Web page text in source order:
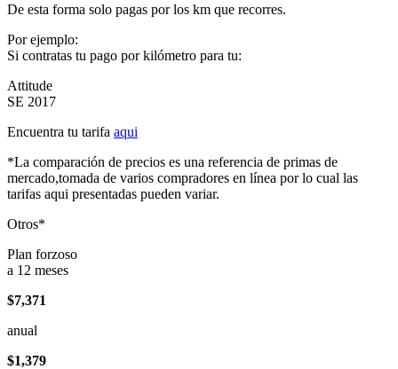
De esta forma solo pagas por los km que recorres.
Por ejemplo:
Si contratas tu pago por kilómetro para tu:
Attitude
SE 2017
Encuentra tu tarifa aqui
*La comparación de precios es una referencia de primas de
mercado,tomada de varios compradores en línea por lo cual las
tarifas aqui presentadas pueden variar.
Otros*
Plan forzoso
a 12 meses
$7,371
anual
$1,379